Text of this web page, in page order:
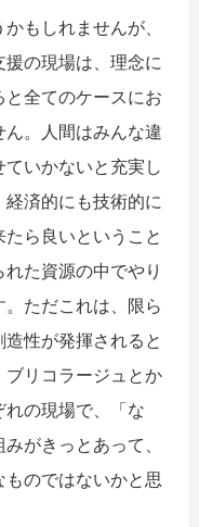
もしれませんが、
の現場は、理念に
全てのケースにお
。人間はみんな違
いかないと充実し
済的にも技術的に
ら良いということ
た資源の中でやり
ただこれは、限ら
性が発揮されると
リコラージュとか
の現場で、「な
がきっとあって、
のではないかと思